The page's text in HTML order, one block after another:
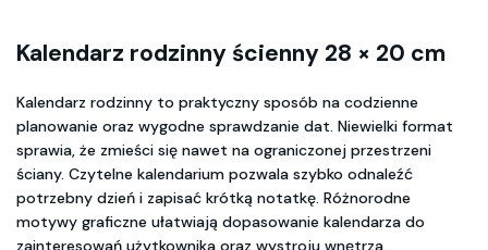
Kalendarz rodzinny ścienny 28 × 20 cm
Kalendarz rodzinny to praktyczny sposób na codzienne
planowanie oraz wygodne sprawdzanie dat. Niewielki format
sprawia, że zmieści się nawet na ograniczonej przestrzeni
ściany. Czytelne kalendarium pozwala szybko odnaleźć
potrzebny dzień i zapisać krótką notatkę. Różnorodne
motywy graficzne ułatwiają dopasowanie kalendarza do